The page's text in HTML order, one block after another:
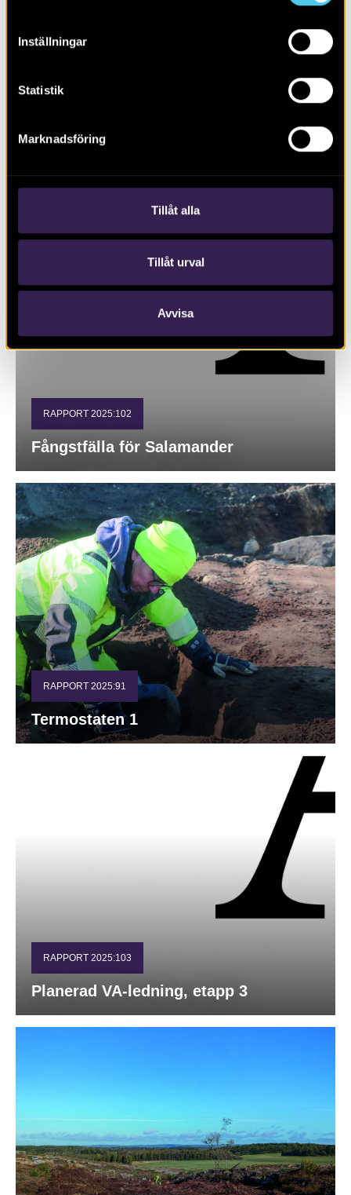
Inställningar
Statistik
Marknadsföring
Tillåt alla
Tillåt urval
Avvisa
fram
RAPPORT 2025:102
Fångstfälla för Salamander
RAPPORT 2025:91
Termostaten 1
RAPPORT 2025:103
Planerad VA-ledning, etapp 3